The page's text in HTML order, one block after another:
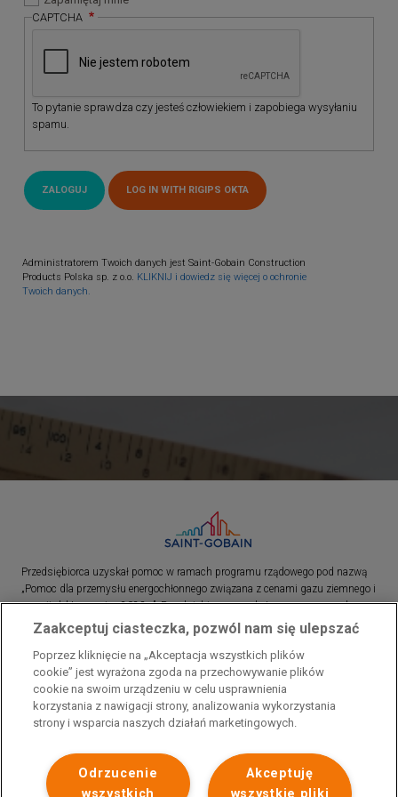
CAPTCHA
To pytanie sprawdza czy jesteś człowiekiem i zapobiega wysyłaniu
spamu.
Administratorem Twoich danych jest Saint-Gobain Construction
Products Polska sp. z o.o. KLIKNIJ i dowiedz się więcej o ochronie
Twoich danych.
Przedsiębiorca uzyskał pomoc w ramach programu rządowego pod nazwą
„Pomoc dla przemysłu energochłonnego związana z cenami gazu ziemnego i
energii elektrycznej w 2023 r.”. Przedsiębiorca uzyskał pomoc w ramach
programu rządowego pod nazwą: „Pomoc dla sektorów energochłonnych
związana z nagłymi wzrostami cen gazu ziemnego i energii elektrycznej w
2022 r.”
Zaakceptuj ciasteczka, pozwól nam się ulepszać
Poprzez kliknięcie na „Akceptacja wszystkich plików
cookie” jest wyrażona zgoda na przechowywanie plików
cookie na swoim urządzeniu w celu usprawnienia
korzystania z nawigacji strony, analizowania wykorzystania
strony i wsparcia naszych działań marketingowych.
Akceptuję
wszystkie pliki
Odrzucenie
wszystkich